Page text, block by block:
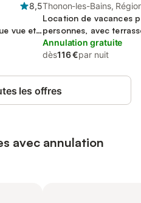
8,5
vue et
Thonon-les-Bains,
Thonon-les-Bains
Location de vacances
personnes, avec
sur le lac et vue
Annulation gratuite
dès116 €par nuit
les offres
avec annulation